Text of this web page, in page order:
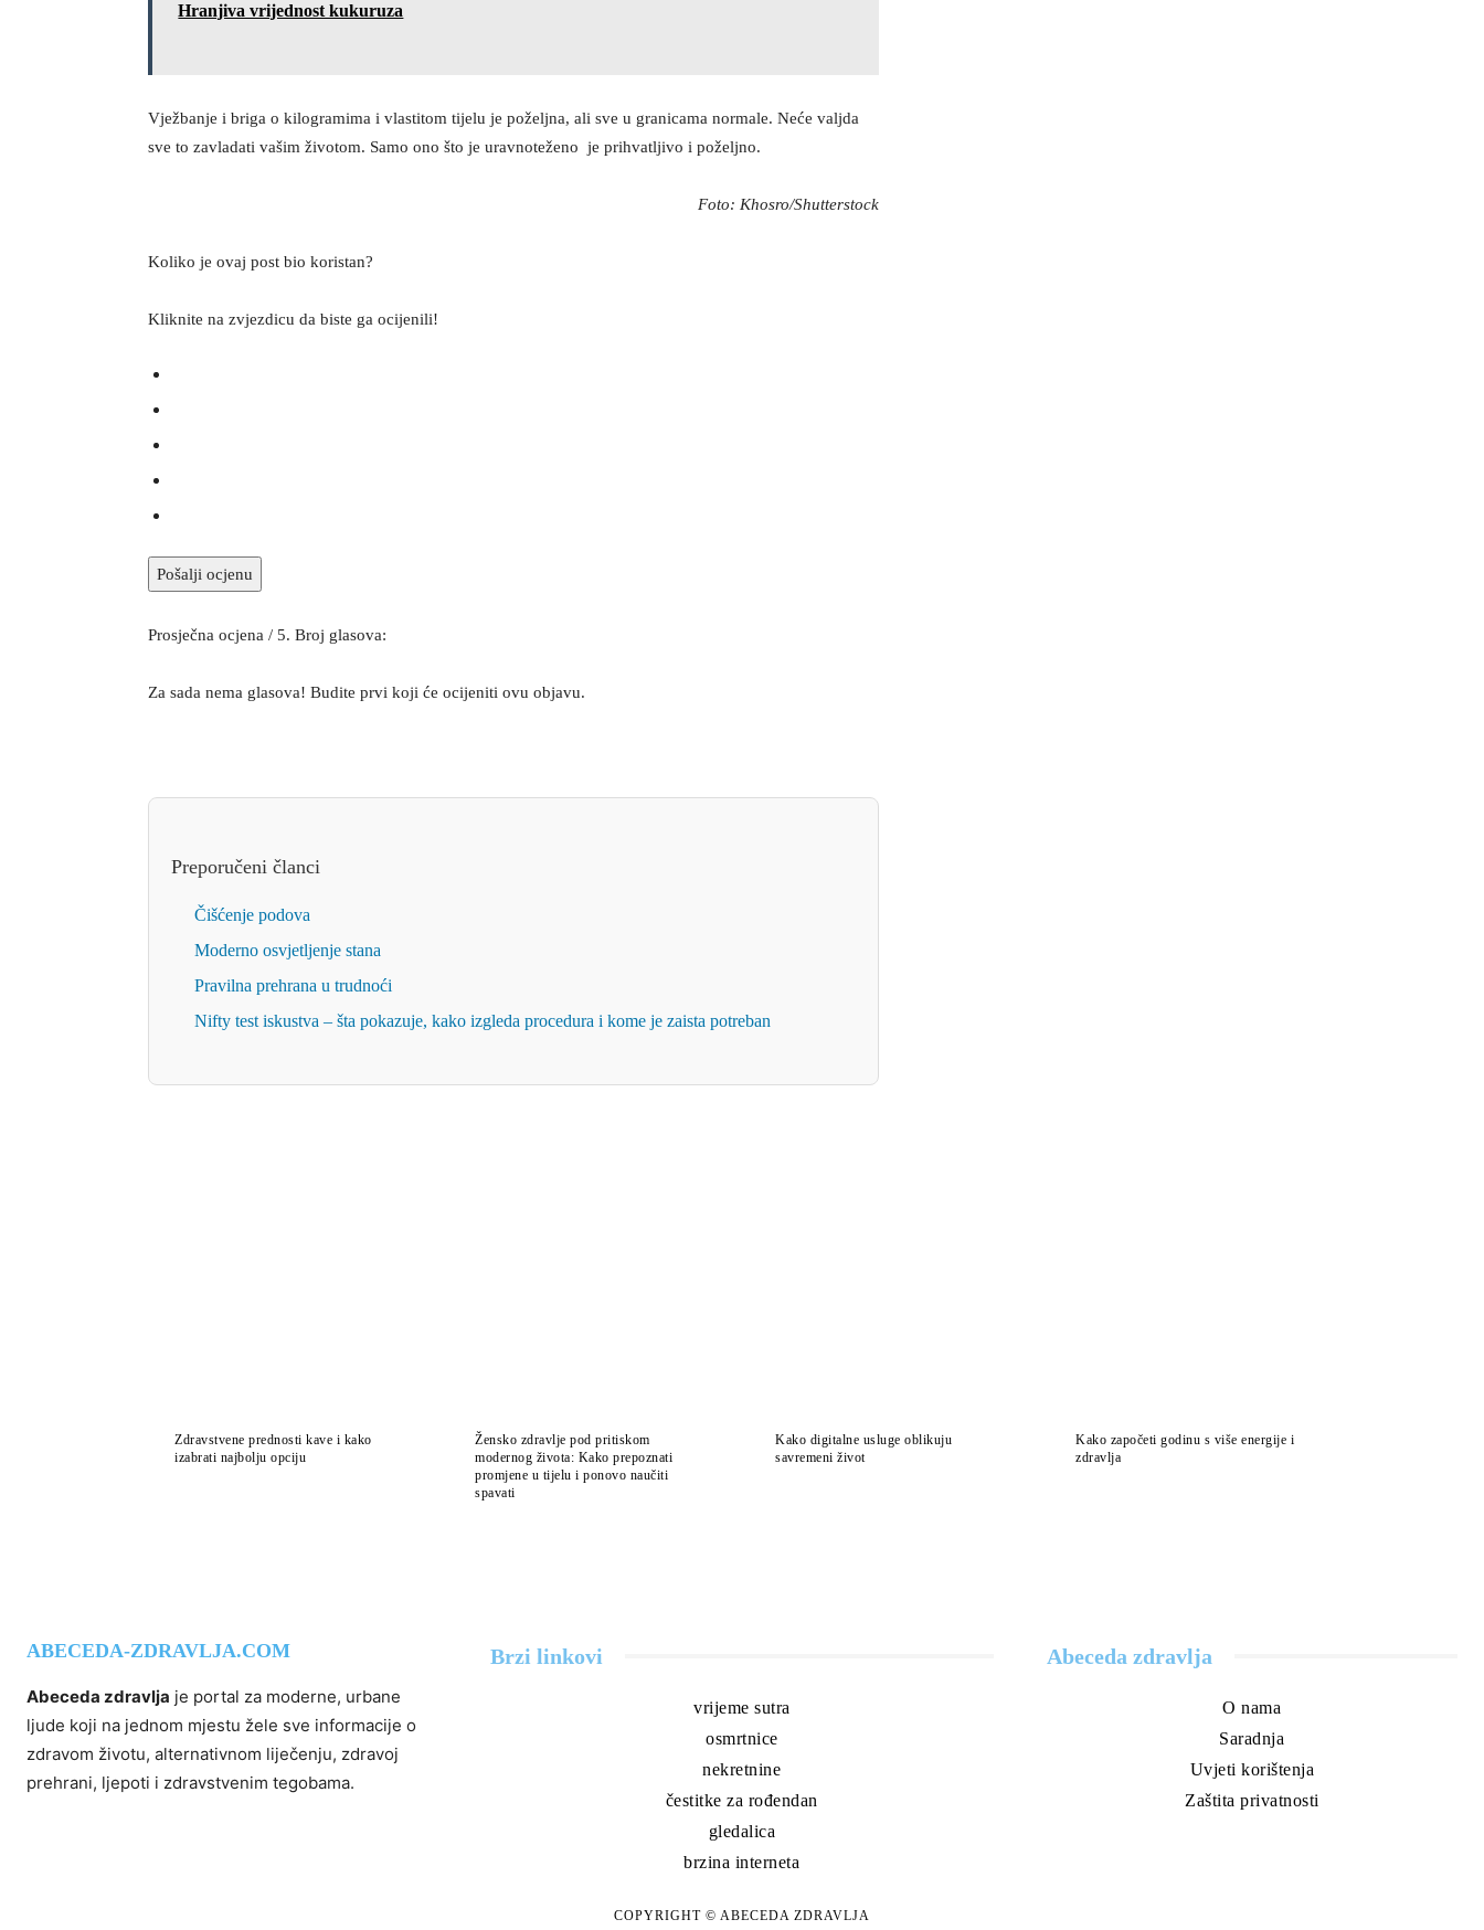
Hranjiva vrijednost kukuruza
Vježbanje i briga o kilogramima i vlastitom tijelu je poželjna, ali sve u granicama normale. Neće valjda
sve to zavladati vašim životom. Samo ono što je uravnoteženo je prihvatljivo i poželjno.
Foto: Khosro/Shutterstock
Koliko je ovaj post bio koristan?
Kliknite na zvjezdicu da biste ga ocijenili!
Pošalji ocjenu
Prosječna ocjena/ 5. Broj glasova:
Za sada nema glasova! Budite prvi koji će ocijeniti ovu objavu.
Preporučeni članci
Čišćenje podova
Moderno osvjetljenje stana
Pravilna prehrana u trudnoći
Nifty test iskustva – šta pokazuje, kako izgleda procedura i kome je zaista potreban
Zdravstvene prednosti kave i kako
izabrati najbolju opciju
Žensko zdravlje pod pritiskom
modernog života: Kako prepoznati
promjene u tijelu i ponovo naučiti
spavati
Kako digitalne usluge oblikuju
savremeni život
Kako započeti godinu s više energije i
zdravlja
ABECEDA-ZDRAVLJA.COM
Abeceda zdravlja je portal za moderne, urbane
ljude koji na jednom mjestu žele sve informacije o
zdravom životu, alternativnom liječenju, zdravoj
prehrani, ljepoti i zdravstvenim tegobama.
Brzi linkovi
vrijeme sutra
osmrtnice
nekretnine
čestitke za rođendan
gledalica
brzina interneta
Abeceda zdravlja
O nama
Saradnja
Uvjeti korištenja
Zaštita privatnosti
COPYRIGHT © ABECEDA ZDRAVLJA